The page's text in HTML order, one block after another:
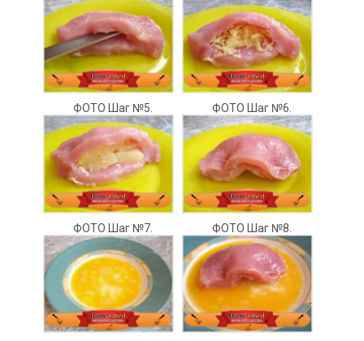
ФОТО Шаг №5. ФОТО Шаг №6.
ФОТО Шаг №7. ФОТО Шаг №8.